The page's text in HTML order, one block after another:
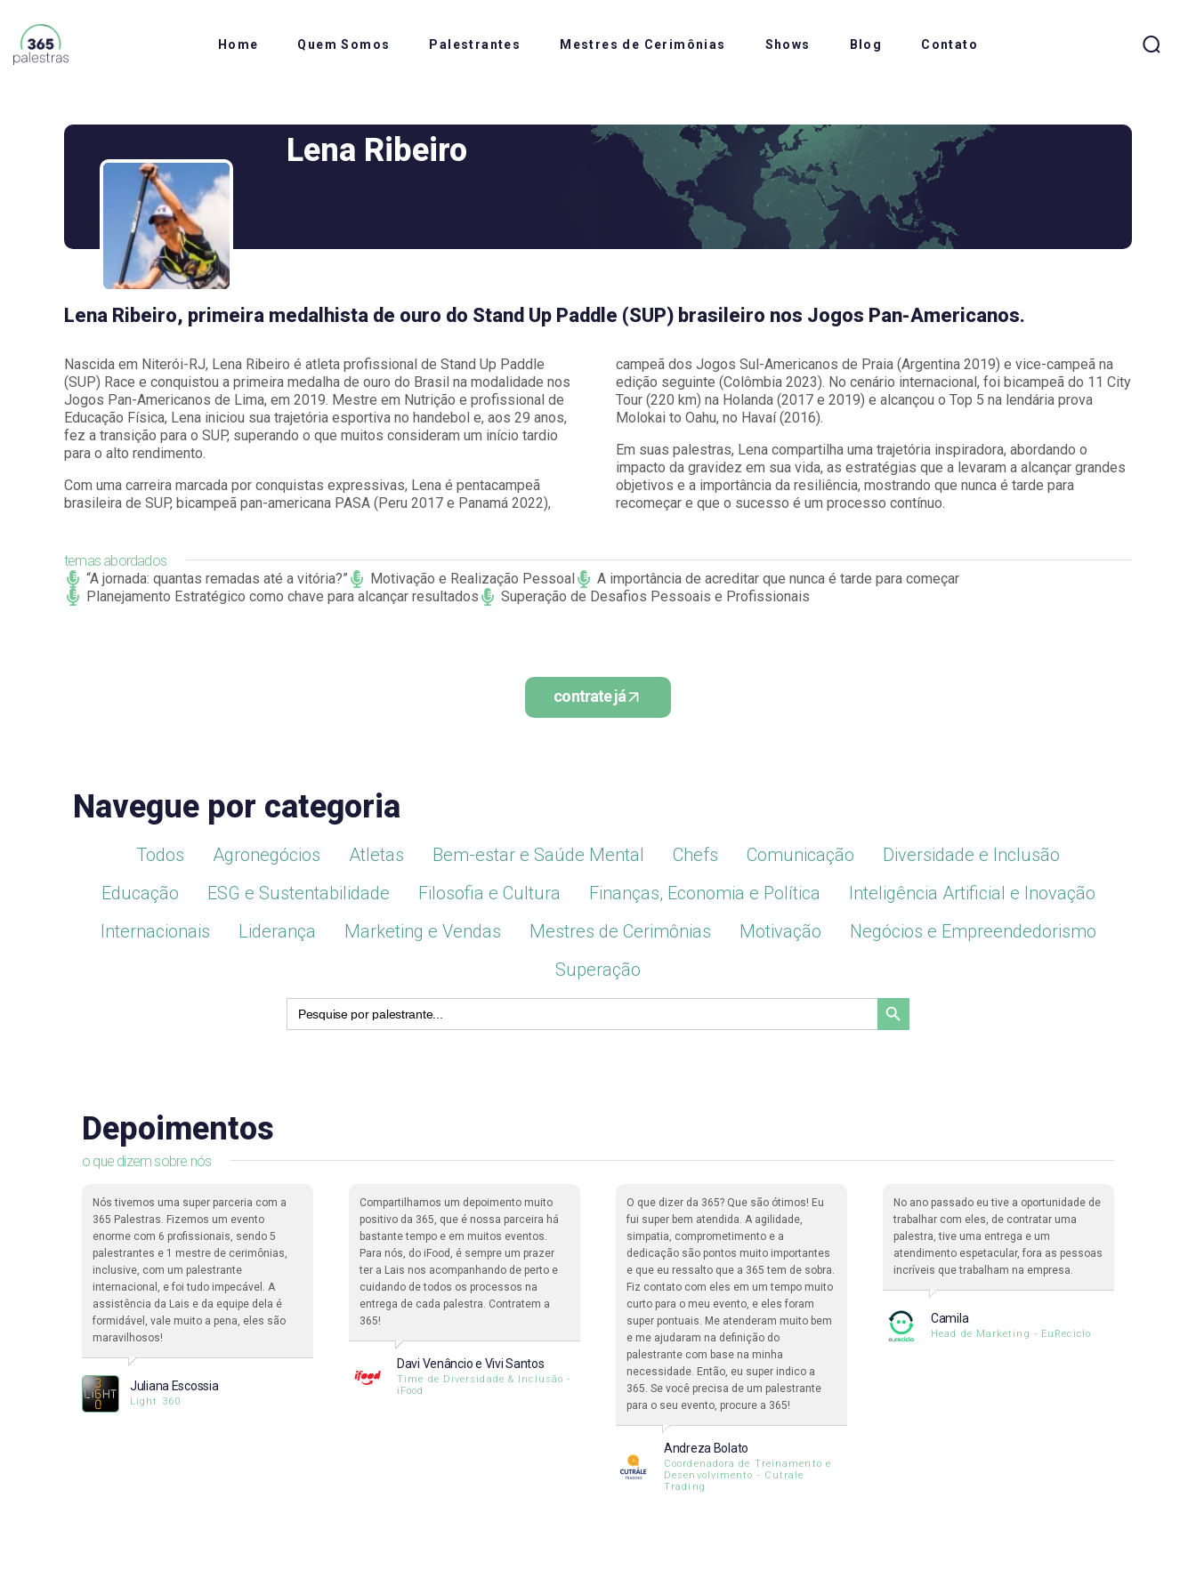
Home Quem Somos Palestrantes Mestres de Cerimônias Shows Blog Contato
Lena Ribeiro
Lena Ribeiro, primeira medalhista de ouro do Stand Up Paddle (SUP) brasileiro nos Jogos Pan-Americanos.
Nascida em Niterói-RJ, Lena Ribeiro é atleta profissional de Stand Up Paddle
(SUP) Race e conquistou a primeira medalha de ouro do Brasil na modalidade nos
Jogos Pan-Americanos de Lima, em 2019. Mestre em Nutrição e profissional de
Educação Física, Lena iniciou sua trajetória esportiva no handebol e, aos 29 anos,
fez a transição para o SUP, superando o que muitos consideram um início tardio
para o alto rendimento.
Com uma carreira marcada por conquistas expressivas, Lena é pentacampeã
brasileira de SUP, bicampeã pan-americana PASA (Peru 2017 e Panamá 2022),
campeã dos Jogos Sul-Americanos de Praia (Argentina 2019) e vice-campeã na
edição seguinte (Colômbia 2023). No cenário internacional, foi bicampeã do 11 City
Tour (220 km) na Holanda (2017 e 2019) e alcançou o Top 5 na lendária prova
Molokai to Oahu, no Havaí (2016).
Em suas palestras, Lena compartilha uma trajetória inspiradora, abordando o
impacto da gravidez em sua vida, as estratégias que a levaram a alcançar grandes
objetivos e a importância da resiliência, mostrando que nunca é tarde para
recomeçar e que o sucesso é um processo contínuo.
temas abordados
“A jornada: quantas remadas até a vitória?”
Motivação e Realização Pessoal
A importância de acreditar que nunca é tarde para começar
Planejamento Estratégico como chave para alcançar resultados
Superação de Desafios Pessoais e Profissionais
contrate já
Navegue por categoria
Todos Agronegócios Atletas Bem-estar e Saúde Mental Chefs Comunicação
Diversidade e Inclusão
Educação
ESG e Sustentabilidade Filosofia e Cultura Finanças, Economia e Política
Inteligência Artificial e Inovação
Internacionais
Liderança Marketing e Vendas Mestres de Cerimônias Motivação
Negócios e Empreendedorismo
Superação
Search
for:
Search Button
o que dizem sobre nós
Depoimentos
Nós tivemos uma super parceria com a
365 Palestras. Fizemos um evento
enorme com 6 profissionais, sendo 5
palestrantes e 1 mestre de cerimônias,
inclusive, com um palestrante
internacional, e foi tudo impecável. A
assistência da Lais e da equipe dela é
formidável, vale muito a pena, eles são
maravilhosos!
Juliana Escossia
Light 360
Compartilhamos um depoimento muito
positivo da 365, que é nossa parceira há
bastante tempo e em muitos eventos.
Para nós, do iFood, é sempre um prazer
ter a Lais nos acompanhando de perto e
cuidando de todos os processos na
entrega de cada palestra. Contratem a
365!
Davi Venâncio e Vivi Santos
Time de Diversidade & Inclusão -
iFood
O que dizer da 365? Que são ótimos! Eu
fui super bem atendida. A agilidade,
simpatia, comprometimento e a
dedicação são pontos muito importantes
e que eu ressalto que a 365 tem de sobra.
Fiz contato com eles em um tempo muito
curto para o meu evento, e eles foram
super pontuais. Me atenderam muito bem
e me ajudaram na definição do
palestrante com base na minha
necessidade. Então, eu super indico a
365. Se você precisa de um palestrante
para o seu evento, procure a 365!
Andreza Bolato
Coordenadora de Treinamento e
Desenvolvimento - Cutrale
Trading
No ano passado eu tive a oportunidade de
trabalhar com eles, de contratar uma
palestra, tive uma entrega e um
atendimento espetacular, fora as pessoas
incríveis que trabalham na empresa.
Camila
Head de Marketing - EuReciclo